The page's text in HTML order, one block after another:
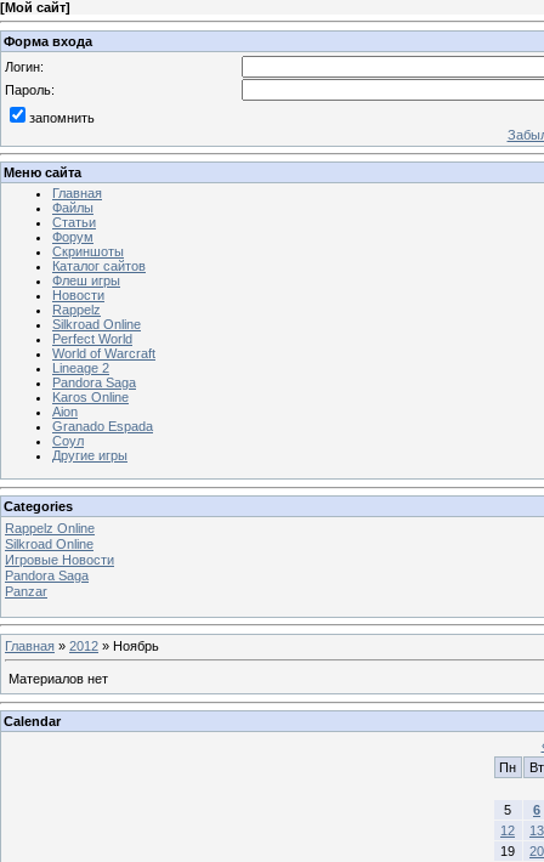
[Мой сайт]
Форма входа
Логин:
Пароль:
запомнить
Меню сайта
Главная
Файлы
Статьи
Форум
Скриншоты
Каталог сайтов
Флеш игры
Новости
Rappelz
Silkroad Online
Perfect World
World of Warcraft
Lineage 2
Pandora Saga
Karos Online
Aion
Granado Espada
Соул
Другие игры
Categories
Rappelz Online
Silkroad Online
Игровые Новости
Pandora Saga
Panzar
Главная » 2012 » Ноябрь
Материалов нет
Calendar
Пн
Вт
5
6
12
13
19
20